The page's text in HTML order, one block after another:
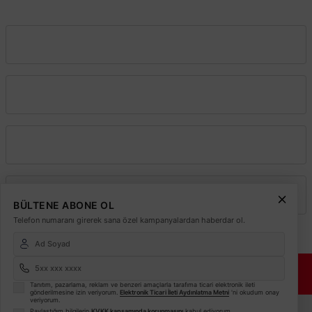
© 2026Elektrikmarket.com.tr
ETBİS
BÜLTENE ABONE OL
Telefon numaranı girerek sana özel kampanyalardan haberdar ol.
Tanıtım, pazarlama, reklam ve benzeri amaçlarla tarafıma ticari elektronik ileti
gönderilmesine izin veriyorum. Elektronik Ticari İleti Aydınlatma Metni 'ni okudum onay
veriyorum.